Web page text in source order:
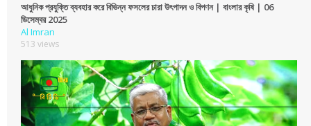
আধুনিক প্রযুক্তি ব্যবহার করে বিভিন্ন ফসলের চারা উৎপাদন ও বিপণন | বাংলার কৃষি | 06
ডিসেম্বর 2025
Al Imran
513 views